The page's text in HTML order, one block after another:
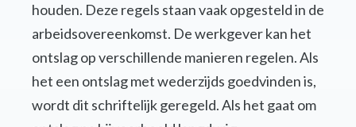
houden. Deze regels staan vaak opgesteld in de
arbeidsovereenkomst. De werkgever kan het
ontslag op verschillende manieren regelen. Als
het een ontslag met wederzijds goedvinden is,
wordt dit schriftelijk geregeld. Als het gaat om